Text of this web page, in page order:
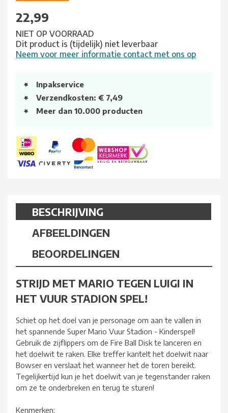
22,99
NIET OP VOORRAAD
Dit product is (tijdelijk) niet leverbaar
Neem voor meer informatie contact met ons op
Inpakservice
Verzendkosten: € 7,49
Meer dan 10.000 producten
BESCHRIJVING
AFBEELDINGEN
BEOORDELINGEN
STRIJD MET MARIO TEGEN LUIGI IN
HET VUUR STADION SPEL!
Schiet op het doel van je personage om aan te vallen in
het spannende Super Mario Vuur Stadion - Kinderspel!
Gebruik de zijflippers om de Fire Ball Disk te lanceren en
het doelwit te raken. Elke treffer kantelt het doelwit naar
Bowser en verslaat het wanneer het de toren bereikt.
Tegelijkertijd kun je het doelwit van je tegenstander raken
om ze te onderbreken en terug te sturen!
Kenmerken: